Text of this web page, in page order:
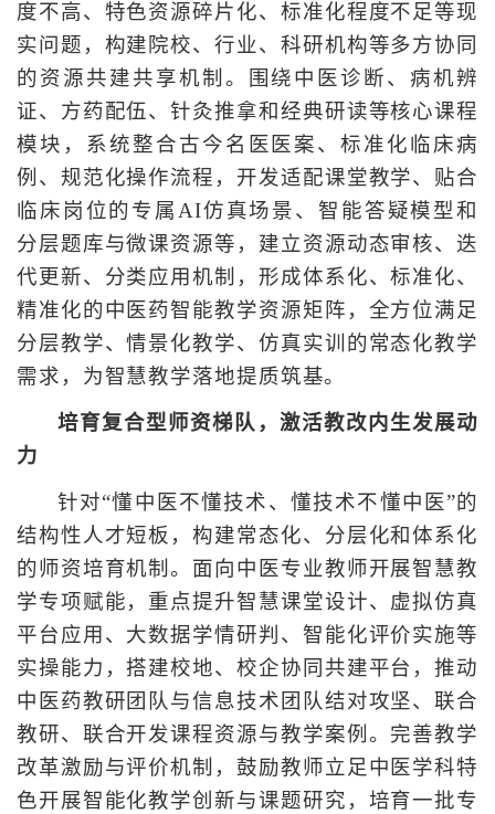
度不高、特色资源碎片化、标准化程度不足等现
实问题，构建院校、行业、科研机构等多方协同
的资源共建共享机制。围绕中医诊断、病机辨
证、方药配伍、针灸推拿和经典研读等核心课程
模块，系统整合古今名医医案、标准化临床病
例、规范化操作流程，开发适配课堂教学、贴合
临床岗位的专属AI仿真场景、智能答疑模型和
分层题库与微课资源等，建立资源动态审核、迭
代更新、分类应用机制，形成体系化、标准化、
精准化的中医药智能教学资源矩阵，全方位满足
分层教学、情景化教学、仿真实训的常态化教学
需求，为智慧教学落地提质筑基。
培育复合型师资梯队，激活教改内生发展动
力
针对“懂中医不懂技术、懂技术不懂中医”的
结构性人才短板，构建常态化、分层化和体系化
的师资培育机制。面向中医专业教师开展智慧教
学专项赋能，重点提升智慧课堂设计、虚拟仿真
平台应用、大数据学情研判、智能化评价实施等
实操能力，搭建校地、校企协同共建平台，推动
中医药教研团队与信息技术团队结对攻坚、联合
教研、联合开发课程资源与教学案例。完善教学
改革激励与评价机制，鼓励教师立足中医学科特
色开展智能化教学创新与课题研究，培育一批专